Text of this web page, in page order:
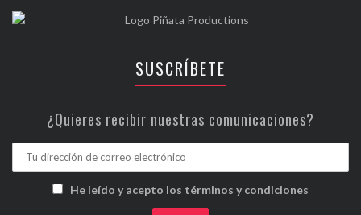
SUSCRÍBETE
¿Quieres recibir nuestras comunicaciones?
He leído y acepto los términos y condiciones